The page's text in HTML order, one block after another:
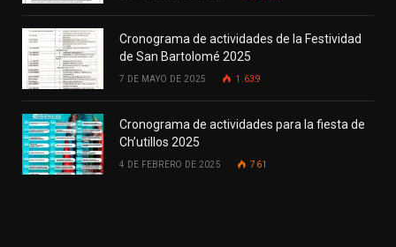
Cronograma de actividades de la Festividad
de San Bartolomé 2025
7 DE MAYO DE 2025 1.639
Cronograma de actividades para la fiesta de
Ch’utillos 2025
4 DE FEBRERO DE 2025 761